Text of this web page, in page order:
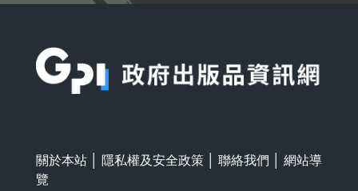
關於本站 隱私權及安全政策 聯絡我們
網站導
覽